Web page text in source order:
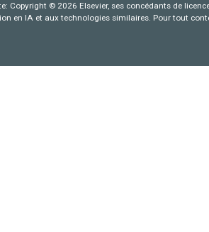
Copyright © 2026 Elsevier, ses concédants de
en IA et aux technologies similaires. Pour tout